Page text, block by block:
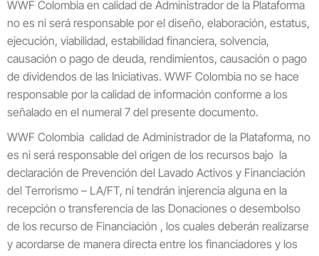
WWF Colombia en calidad de Administrador de la Plataforma
no es ni será responsable por el diseño, elaboración, estatus,
ejecución, viabilidad, estabilidad financiera, solvencia,
causación o pago de deuda, rendimientos, causación o pago
de dividendos de las Iniciativas. WWF Colombia no se hace
responsable por la calidad de información conforme a los
señalado en el numeral 7 del presente documento.
WWF Colombia calidad de Administrador de la Plataforma, no
es ni será responsable del origen de los recursos bajo la
declaración de Prevención del Lavado Activos y Financiación
del Terrorismo – LA/FT, ni tendrán injerencia alguna en la
recepción o transferencia de las Donaciones o desembolso
de los recurso de Financiación , los cuales deberán realizarse
y acordarse de manera directa entre los financiadores y los